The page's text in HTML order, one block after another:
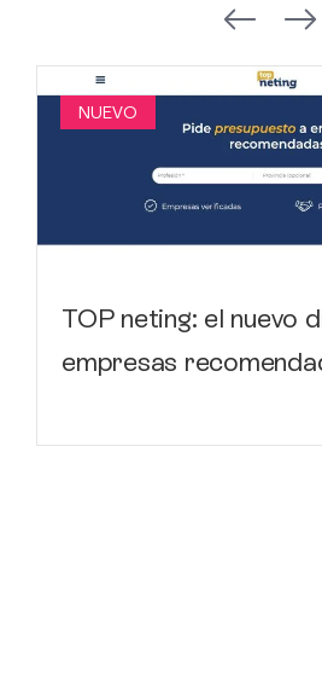
NUEVO
TOP neting: el nuevo
empresas